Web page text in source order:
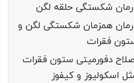
شکستگی حلقه لگن
همزمان شکستگی لگن و
فقرات
دفورمیتی ستون فقرات
اسکولیوز و کیفوز